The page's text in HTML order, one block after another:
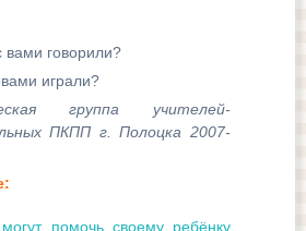
говорили?
играли?
группа учителей-
ПКПП г. Полоцка 2007-
помочь своему ребёнку